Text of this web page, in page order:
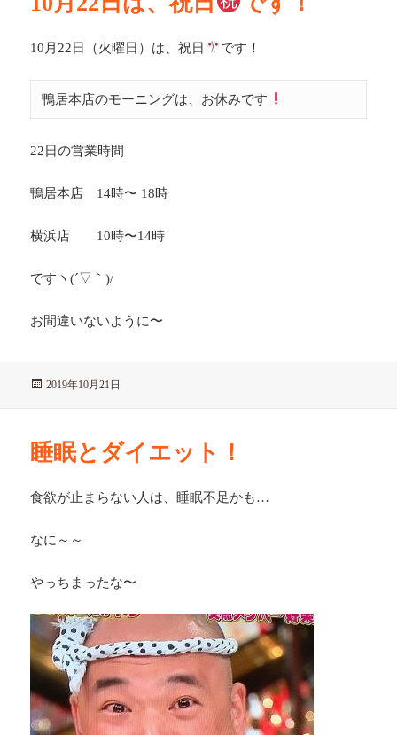
10月22日（火曜日）は、祝日 です！
鴨居本店のモーニングは、お休みです
22日の営業時間
鴨居本店 14時〜 18時
横浜店 10時〜14時
ですヽ(´▽｀)/
お間違いないように〜
投
2019年10月21日
睡眠とダイエット！
食欲が止まらない人は、睡眠不足かも…
なに～～
やっちまったな〜